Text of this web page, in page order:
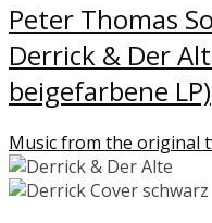
Peter Thomas
Derrick & Der
beigefarbene LP)
Music from the original